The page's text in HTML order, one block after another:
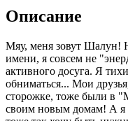
Описание
Мяу, меня зовут Шалун!
имени, я совсем не
активного досуга. Я
обниматься... Мои
сторожке, тоже были в
своим новым домам! А я